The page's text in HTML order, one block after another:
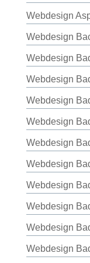
Webdesign
Webdesign
Webdesign
Webdesign
Webdesign
Webdesign
Webdesign
Webdesign
Webdesign
Webdesign
Webdesign
Webdesign